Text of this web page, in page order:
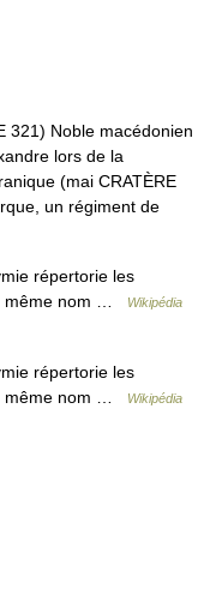
321) Noble macédonien
lors de la
(mai CRATÈRE
un régiment de
répertorie les
même nom …
Wikipédia
répertorie les
même nom …
Wikipédia